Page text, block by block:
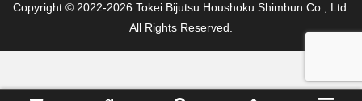
Copyright © 2022-2026 Tokei Bijutsu Houshoku Shimbun Co., Ltd.
All Rights Reserved.